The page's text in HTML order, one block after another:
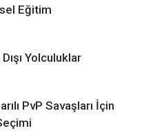
Eğitim
Yolculuklar
PvP Savaşları İçin